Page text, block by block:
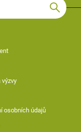
výzvy
osobních údajů